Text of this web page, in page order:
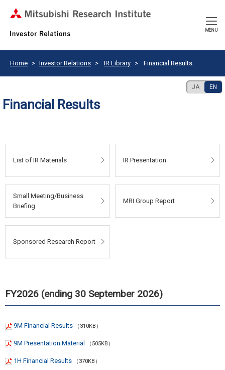
CLOSE
MENU
Home Investor Relations IR Library Financial Results
Financial Results
JA EN
List of IR Materials IR Presentation
Small Meeting/Business
Briefing
MRI Group Report
Sponsored Research Report
FY2026 (ending 30 September 2026)
9M Financial Results （310KB）
9M Presentation Material （505KB）
1H Financial Results （370KB）